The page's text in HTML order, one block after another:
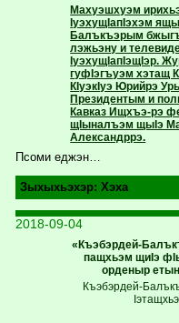
Махуэшхуэм
IуэхущIапIэхэм
Балъкъэрым
лэжьэну и
IуэхущIапIэщIэр.
гуфIэгъуэм хэтащ
КIуэкIуэ Юрийрэ
Президентым и
Кавказ Ищхъэ-рэ
щIыналъэм щыIэ
Александррэ.
Псоми еджэн…
Зыхыхьэхэр:Хэха
2018-09-04
«Къэбэрдей-
пащхьэм щиIэ
орденыр
Къэбэрдей-